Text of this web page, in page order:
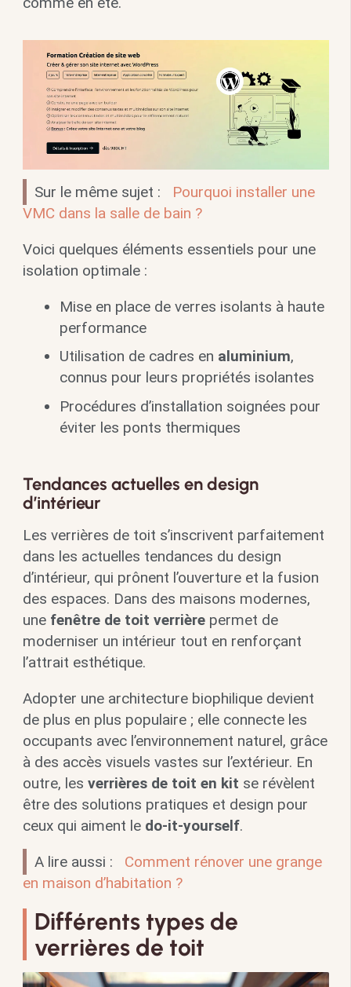
Sur le même sujet :
Pourquoi installer une
VMC dans la salle de bain ?
Voici quelques éléments essentiels pour une
isolation optimale :
Mise en place de verres isolants à haute
performance
Utilisation de cadres en aluminium,
connus pour leurs propriétés isolantes
Procédures d’installation soignées pour
éviter les ponts thermiques
Tendances actuelles en design
d’intérieur
Les verrières de toit s’inscrivent parfaitement
dans les actuelles tendances du design
d’intérieur, qui prônent l’ouverture et la fusion
des espaces. Dans des maisons modernes,
une fenêtre de toit verrièrepermet de
moderniser un intérieur tout en renforçant
l’attrait esthétique.
Adopter une architecture biophilique devient
de plus en plus populaire ; elle connecte les
occupants avec l’environnement naturel, grâce
à des accès visuels vastes sur l’extérieur. En
outre, les verrières de toit en kit se révèlent
être des solutions pratiques et design pour
ceux qui aiment le do-it-yourself.
A lire aussi :
Comment rénover une grange
en maison d’habitation ?
Différents types de
verrières de toit